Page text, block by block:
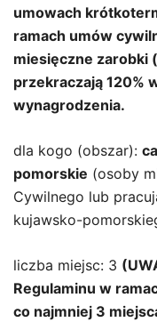
umowach
ramach umów
miesięczne zarobki
przekraczają 120%
wynagrodzenia.
dla kogo (obszar):
pomorskie (osoby
Cywilnego lub
kujawsko-
liczba miejsc: 3
Regulaminu w
co najmniej 3